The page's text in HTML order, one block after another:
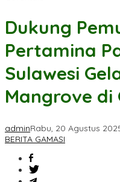
Dukung
Pertamina
Sulawesi
Mangrove
adminRabu, 20 Agustus
BERITA GAMASI